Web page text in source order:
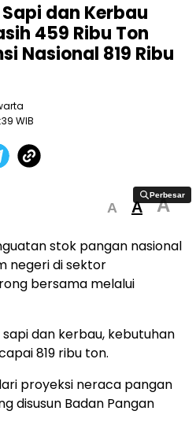
dan Kerbau
459 Ribu Ton
Nasional 819 Ribu
WIB
Perbesar
Perbesar
A A A
stok pangan nasional
negeri di sektor
bersama melalui
dan kerbau, kebutuhan
819 ribu ton.
proyeksi neraca pangan
disusun Badan Pangan